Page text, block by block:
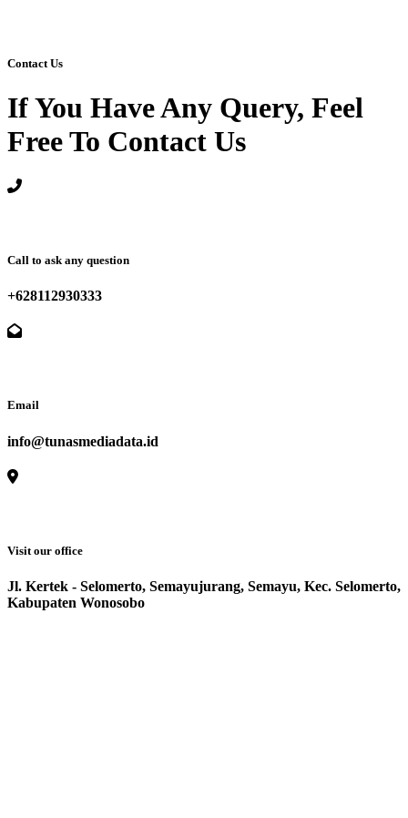
Contact Us
If You Have Any Query, Feel
Free To Contact Us
Call to ask any question
+628112930333
Email
info@tunasmediadata.id
Visit our office
Jl. Kertek - Selomerto, Semayujurang, Semayu, Kec. Selomerto,
Kabupaten Wonosobo